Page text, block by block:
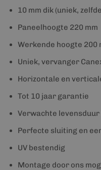
10 mm dik (uniek,
Paneelhoogte 220 mm
Werkende hoogte 200
Uniek, vervanger
Horizontale en
Tot 10 jaar garantie
Verwachte levensduur
Perfecte sluiting en
UV bestendig
Montage door ons